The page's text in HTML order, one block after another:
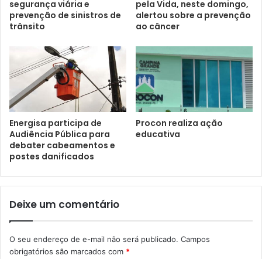
segurança viária e
prevenção de sinistros de
trânsito
pela Vida, neste domingo,
alertou sobre a prevenção
ao câncer
Energisa participa de
Audiência Pública para
debater cabeamentos e
postes danificados
Procon realiza ação
educativa
Deixe um comentário
O seu endereço de e-mail não será publicado. Campos
obrigatórios são marcados com *